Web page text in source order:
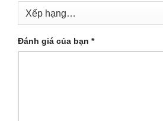
Đánh giá của bạn *